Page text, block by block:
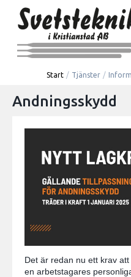
Start / Tjänster /
Andningsskydd
Det är redan nu ett krav
en arbetstagares